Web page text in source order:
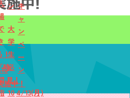
！
時
ン
大
学
生
必
見！
10
キ
ャ
ン
ペ
ー
ン
4/13(月)
中！